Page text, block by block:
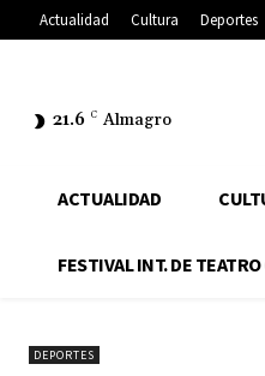
Actualidad Cultura Deportes
21.6 C Almagro
ACTUALIDAD
FESTIVAL INT. DE
DEPORTES